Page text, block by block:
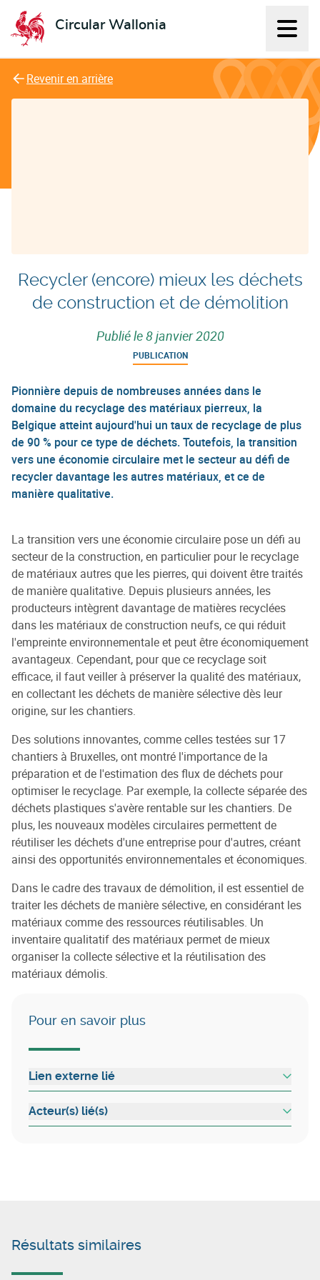
Circular Wallonia
L'économie circulaire
Revenir en arrière
Recycler (encore) mieux les déchets
de construction et de démolition
Publié le8 janvier 2020
PUBLICATION
Pionnière depuis de nombreuses années dans le
domaine du recyclage des matériaux pierreux, la
Belgique atteint aujourd'hui un taux de recyclage de plus
de 90 % pour ce type de déchets. Toutefois, la transition
vers une économie circulaire met le secteur au défi de
recycler davantage les autres matériaux, et ce de
manière qualitative.
La transition vers une économie circulaire pose un défi au
secteur de la construction, en particulier pour le recyclage
de matériaux autres que les pierres, qui doivent être traités
de manière qualitative. Depuis plusieurs années, les
producteurs intègrent davantage de matières recyclées
dans les matériaux de construction neufs, ce qui réduit
l'empreinte environnementale et peut être économiquement
avantageux. Cependant, pour que ce recyclage soit
efficace, il faut veiller à préserver la qualité des matériaux,
en collectant les déchets de manière sélective dès leur
origine, sur les chantiers.
Des solutions innovantes, comme celles testées sur 17
chantiers à Bruxelles, ont montré l'importance de la
préparation et de l'estimation des flux de déchets pour
optimiser le recyclage. Par exemple, la collecte séparée des
déchets plastiques s'avère rentable sur les chantiers. De
plus, les nouveaux modèles circulaires permettent de
réutiliser les déchets d'une entreprise pour d'autres, créant
ainsi des opportunités environnementales et économiques.
Dans le cadre des travaux de démolition, il est essentiel de
traiter les déchets de manière sélective, en considérant les
matériaux comme des ressources réutilisables. Un
inventaire qualitatif des matériaux permet de mieux
organiser la collecte sélective et la réutilisation des
matériaux démolis.
Pour en savoir plus
Lien externe lié
Acteur(s) lié(s)
Résultats similaires